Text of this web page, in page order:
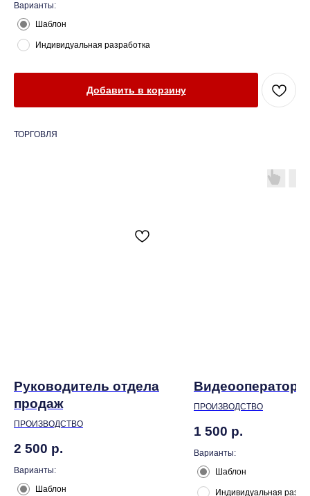
Варианты:
Шаблон
Индивидуальная разработка
Добавить в корзину
ТОРГОВЛЯ
Руководитель отдела
продаж
ПРОИЗВОДСТВО
2 500 р.
Варианты:
Шаблон
Видеооператор
ПРОИЗВОДСТВО
1 500 р.
Варианты:
Шаблон
Индивидуальная